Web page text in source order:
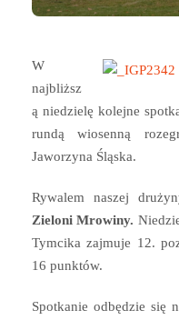
W
najbliższ
ą niedzielę kolejne
rundą wiosenną
Jaworzyna Śląska.
Rywalem naszej
Zieloni Mrowiny.
Tymcika zajmuje 12.
16 punktów.
Spotkanie odbędzie się